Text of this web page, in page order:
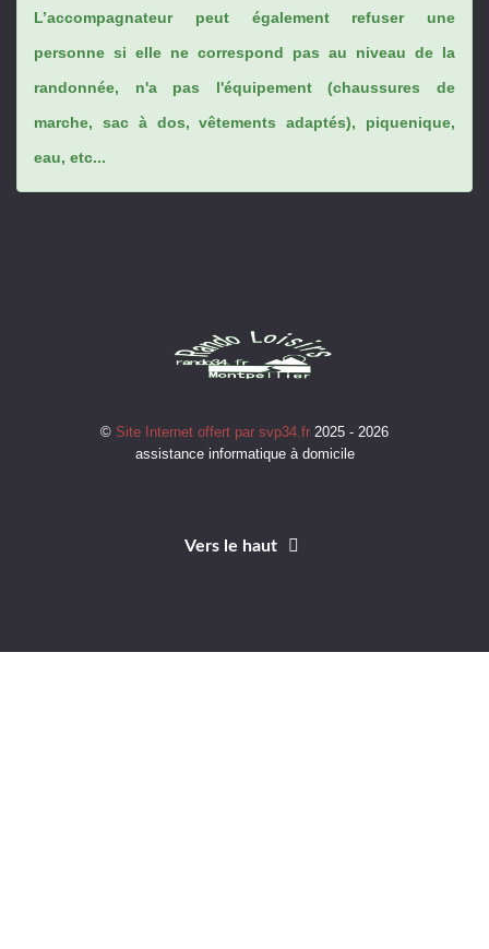
L’accompagnateur peut également refuser une
personne si elle ne correspond pas au niveau de la
randonnée, n'a pas l'équipement (chaussures de
marche, sac à dos, vêtements adaptés), piquenique,
eau, etc...
© Site Internet offert par svp34.fr 2025 - 2026
assistance informatique à domicile
Vers le haut